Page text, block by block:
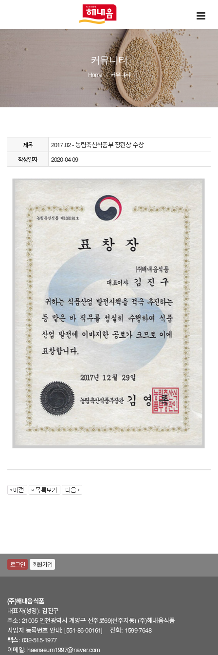
커뮤니티
Home 커뮤니티
제목 2017.02 - 농림축산식품부 장관상 수상
작성일자 2020-04-09
로그인 회원가입
(주)해내음식품
대표자(성명): 김진구
주소: 21005 인천광역시 계양구 선주로69(선주지동) (주)해내음식품
사업자 등록번호 안내: [551-86-00161]
전화: 1599-7648
팩스: 032-515-1977
이메일: haenaeum1997@naver.com